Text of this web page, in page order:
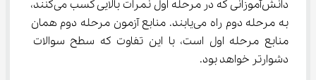
دانش‌آموزانی که در مرحله اول نمرات بالایی کسب می‌کنند،
به مرحله دوم راه می‌یابند. منابع آزمون مرحله دوم همان
منابع مرحله اول است، با این تفاوت که سطح سوالات
دشوارتر خواهد بود.